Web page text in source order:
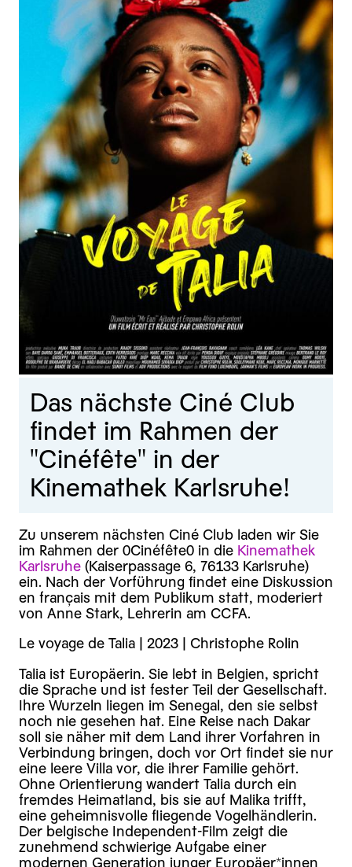
Das nächste Ciné Club
findet im Rahmen der
"Cinéfête" in der
Kinemathek Karlsruhe!
Zu unserem nächsten Ciné Club laden wir Sie
im Rahmen der 0Cinéfête0 in die Kinemathek
Karlsruhe (Kaiserpassage 6, 76133 Karlsruhe)
ein. Nach der Vorführung findet eine Diskussion
en français mit dem Publikum statt, moderiert
von Anne Stark, Lehrerin am CCFA.
Le voyage de Talia | 2023 | Christophe Rolin
Talia ist Europäerin. Sie lebt in Belgien, spricht
die Sprache und ist fester Teil der Gesellschaft.
Ihre Wurzeln liegen im Senegal, den sie selbst
noch nie gesehen hat. Eine Reise nach Dakar
soll sie näher mit dem Land ihrer Vorfahren in
Verbindung bringen, doch vor Ort findet sie nur
eine leere Villa vor, die ihrer Familie gehört.
Ohne Orientierung wandert Talia durch ein
fremdes Heimatland, bis sie auf Malika trifft,
eine geheimnisvolle fliegende Vogelhändlerin.
Der belgische Independent-Film zeigt die
zunehmend schwierige Aufgabe einer
modernen Generation junger Europäer*innen